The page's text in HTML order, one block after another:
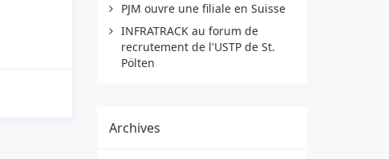
PJM ouvre une filiale en Suisse
INFRATRACK au forum de
recrutement de l'USTP de St.
Pölten
Archives